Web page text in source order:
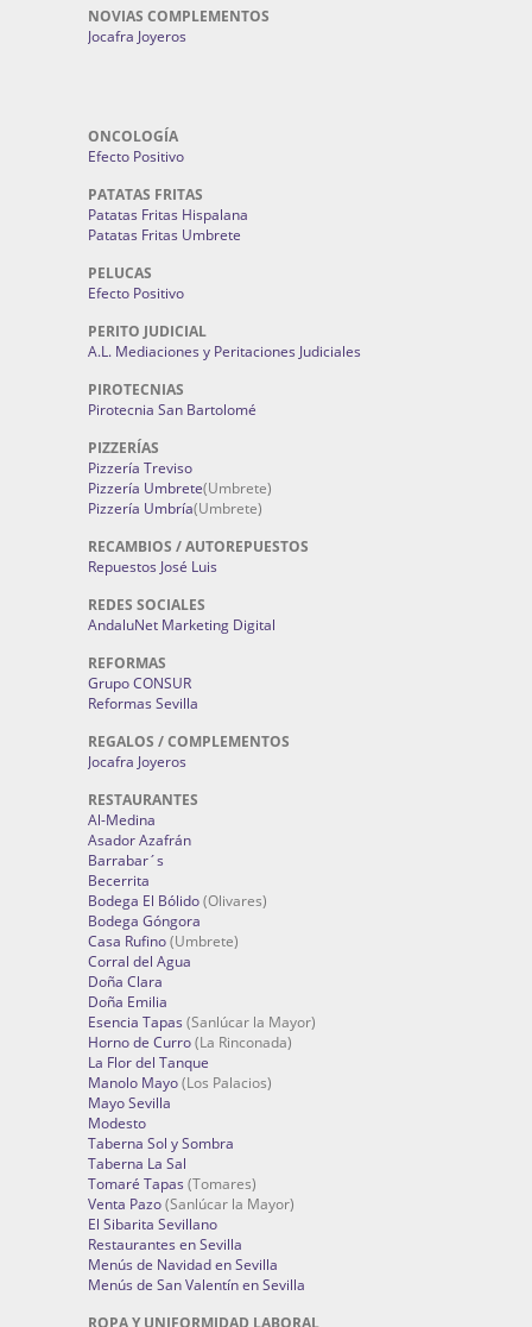
NOVIAS COMPLEMENTOS
Jocafra Joyeros
ONCOLOGÍA
Efecto Positivo
PATATAS FRITAS
Patatas Fritas Hispalana
Patatas Fritas Umbrete
PELUCAS
Efecto Positivo
PERITO JUDICIAL
A.L. Mediaciones y Peritaciones Judiciales
PIROTECNIAS
Pirotecnia San Bartolomé
PIZZERÍAS
Pizzería Treviso
Pizzería Umbrete(Umbrete)
Pizzería Umbría(Umbrete)
RECAMBIOS / AUTOREPUESTOS
Repuestos José Luis
REDES SOCIALES
AndaluNet Marketing Digital
REFORMAS
Grupo CONSUR
Reformas Sevilla
REGALOS / COMPLEMENTOS
Jocafra Joyeros
RESTAURANTES
Al-Medina
Asador Azafrán
Barrabar´s
Becerrita
Bodega El Bólido(Olivares)
Bodega Góngora
Casa Rufino(Umbrete)
Corral del Agua
Doña Clara
Doña Emilia
Esencia Tapas (Sanlúcar la Mayor)
Horno de Curro(La Rinconada)
La Flor del Tanque
Manolo Mayo(Los Palacios)
Mayo Sevilla
Modesto
Taberna Sol y Sombra
Taberna La Sal
Tomaré Tapas (Tomares)
Venta Pazo(Sanlúcar la Mayor)
El Sibarita Sevillano
Restaurantes en Sevilla
Menús de Navidad en Sevilla
Menús de San Valentín en Sevilla
ROPA Y UNIFORMIDAD LABORAL